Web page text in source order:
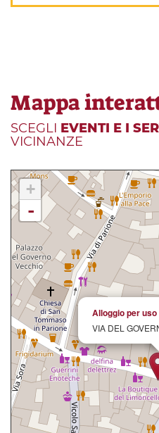
Mappa
SCEGLI EVENTI E I
VICINANZE
Alloggio per
VIA DEL
+
-